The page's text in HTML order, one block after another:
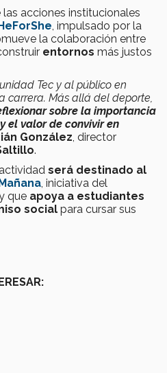
acciones institucionales
, impulsado por la
la colaboración entre
entornos más justos
Tec y al público en
carrera. Más allá del deporte,
sobre la importancia
el valor de convivir en
González , director
.
será destinado al
, iniciativa del
que apoya a estudiantes
social para cursar sus